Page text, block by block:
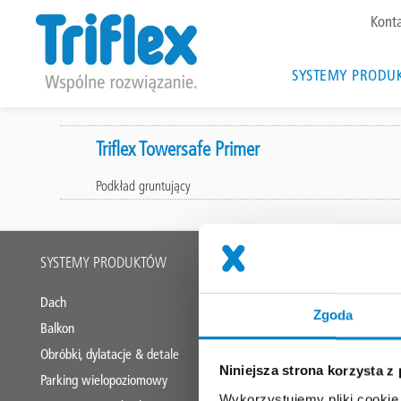
Zgoda
Niniejsza strona korzysta z
Main
SYSTEMY
Triflex Towersafe Primer
Podkład gruntujący
Main
footer
SYSTEMY PRODUKTÓW
Dach
Balkon
Obróbki, dylatacje & detale
Parking wielopoziomowy
Płynne